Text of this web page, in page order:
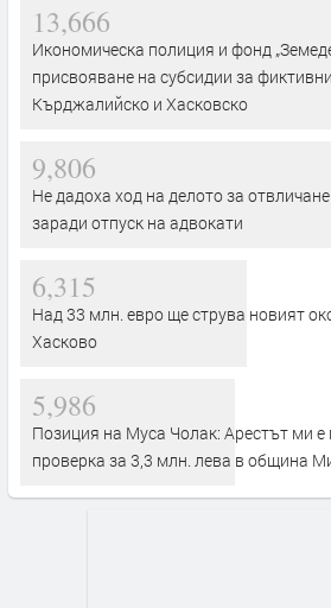
13,666
Икономическа полиция и фонд
присвояване на субсидии за
Кърджалийско и Хасковско
9,806
Не дадоха ход на делото за
заради отпуск на адвокати
6,315
Над 33 млн. евро ще струва новият
Хасково
5,986
Позиция на Муса Чолак: Арестът ми е
проверка за 3,3 млн. лева в община